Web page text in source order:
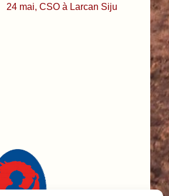
24 mai, CSO à Larcan Siju